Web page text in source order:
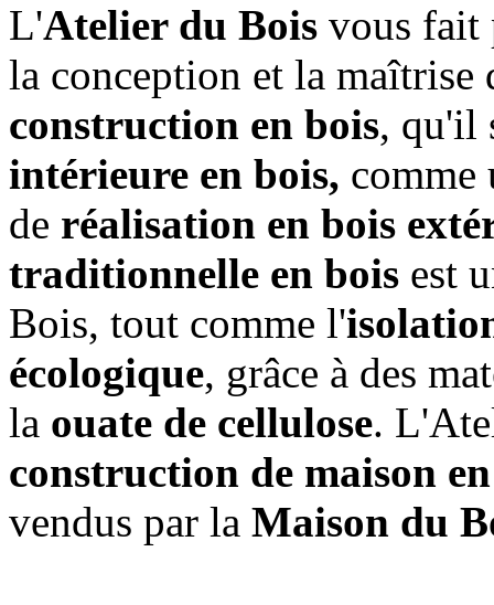
L'Atelier du Bois vous fait
la conception et la maîtrise
construction en bois, qu'il
intérieure en bois,
de réalisation en bois
traditionnelle en bois est
Bois, tout comme l'
écologique, grâce à des
la ouate de cellulose.
construction de maison
vendus par la Maison du